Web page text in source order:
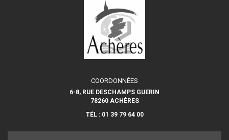
COORDONNÉES
6-8, RUE DESCHAMPS GUERIN
78260 ACHÈRES
TÉL : 01 39 79 64 00